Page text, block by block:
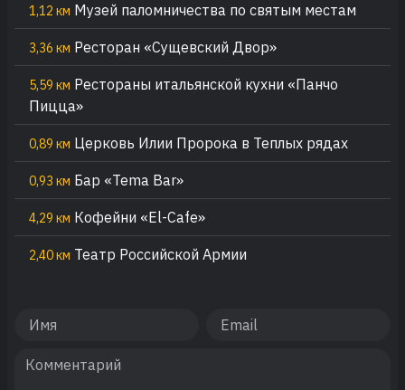
1,12 км Музей паломничества по святым местам
3,36 км Ресторан «Сущевский Двор»
5,59 км Рестораны итальянской кухни «Панчо
Пицца»
0,89 км Церковь Илии Пророка в Теплых рядах
0,93 км Бар «Tema Bar»
4,29 км Кофейни «El-Cafe»
2,40 км Театр Российской Армии